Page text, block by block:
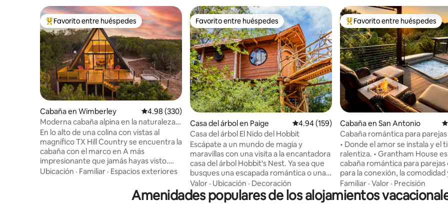
De los mejores en Favorito entre huéspedes
Favorito entre huéspedes
Cabaña en Wimberley Calificación promedio: 4.98 de 5; 330 evaluaciones
4.98 (330)
Moderna cabaña alpina en la naturaleza
**jacuzzi y vistas**
En lo alto de una colina con vistas al
magnífico TX Hill Country se encuentra la
cabaña con el marco en A más
impresionante que jamás hayas visto.
Con una mezcla de estilo de mediados
es precioso. La cabaña está escondida en
un bolsillo de naturaleza rodeado de 3
Ubicación · Familiar · Espacios exteriores
Favorito entre huéspedes
Favorito entre huéspedes
Casa del árbol en Paige Calificación promedio: 4.94 de 5; 159
4.94 (159)
Casa del árbol El Nido del Hobbit
Escápate a un mundo de magia y
maravillas con una visita a la encantadora
casa del árbol Hobbit's Nest. Ya sea que
busques una escapada romántica o unas
vacaciones familiares llenas de diversión,
esta experiencia única de glamping
ofrece la serenidad de la naturaleza con
Valor · Ubicación · Decoración
De los mejores en Favorito
Favorito entre huéspedes
Cabaña en San Antonio
Cabaña romántica para
jacuzzi privado
• Donde el amor se instala y el
ralentiza. • Grantham House es una
cabaña romántica para parejas
para la conexión, la comodidad
momentos inolvidables. Un
los huéspedes con reseñas
excepcionales. Premiado con el
Familiar · Valor · Precisión
Amenidades populares de los alojamientos